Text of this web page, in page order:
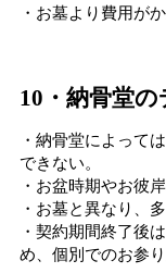
・お墓より費用が
10・納骨堂
・納骨堂によって
できない。
・お盆時期やお彼
・お墓と異なり、
・契約期間終了後
め、個別でのお参